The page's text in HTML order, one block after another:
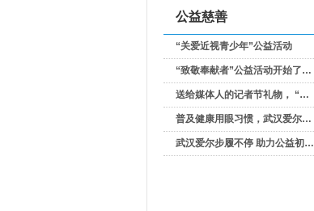
公益慈善
“关爱近视青少年”公益活动
“致敬奉献者”公益活动开始了…
送给媒体人的记者节礼物， “…
普及健康用眼习惯，武汉爱尔…
武汉爱尔步履不停 助力公益初…